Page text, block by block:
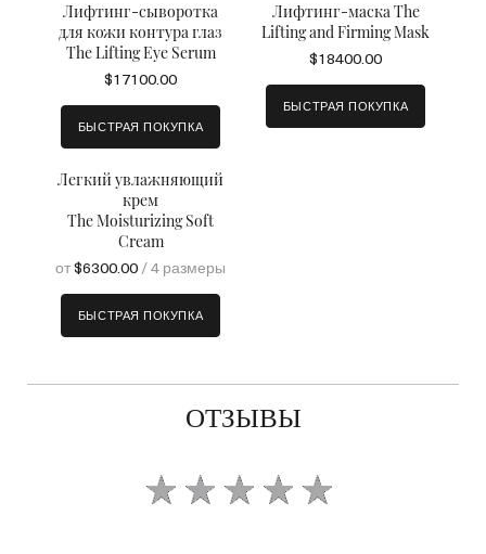
Лифтинг-сыворотка
для кожи контура глаз
The Lifting Eye Serum
$17100.00
БЫСТРАЯ ПОКУПКА
Лифтинг-маска The
Lifting and Firming Mask
$18400.00
БЫСТРАЯ ПОКУПКА
Легкий увлажняющий
крем
The Moisturizing Soft
Cream
от$6300.00/ 4 размеры
БЫСТРАЯ ПОКУПКА
ОТЗЫВЫ